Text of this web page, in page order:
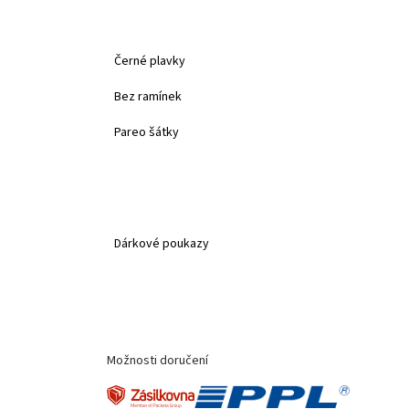
Černé plavky
Bez ramínek
Pareo šátky
Dárkové poukazy
Možnosti doručení